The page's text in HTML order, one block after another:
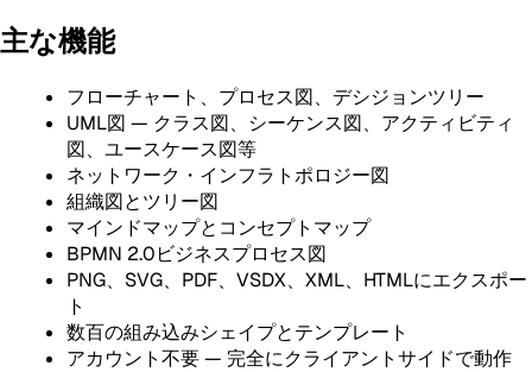
主な機能
フローチャート、プロセス図、デシジョンツリー
UML図 — クラス図、シーケンス図、アクティビティ
図、ユースケース図等
ネットワーク・インフラトポロジー図
組織図とツリー図
マインドマップとコンセプトマップ
BPMN 2.0ビジネスプロセス図
PNG、SVG、PDF、VSDX、XML、HTMLにエクスポー
ト
数百の組み込みシェイプとテンプレート
アカウント不要 — 完全にクライアントサイドで動作